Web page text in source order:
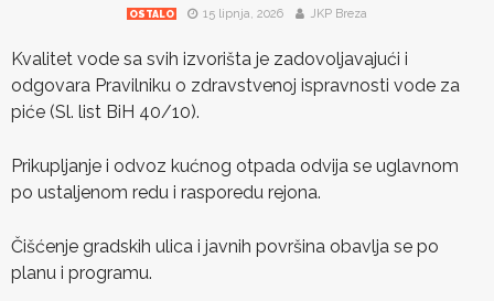
OSTALO 15 lipnja, 2026 JKP Breza
Kvalitet vode sa svih izvorišta je zadovoljavajući i
odgovara Pravilniku o zdravstvenoj ispravnosti vode za
piće (Sl. list BiH 40/10).
Prikupljanje i odvoz kućnog otpada odvija se uglavnom
po ustaljenom redu i rasporedu rejona.
Čišćenje gradskih ulica i javnih površina obavlja se po
planu i programu.